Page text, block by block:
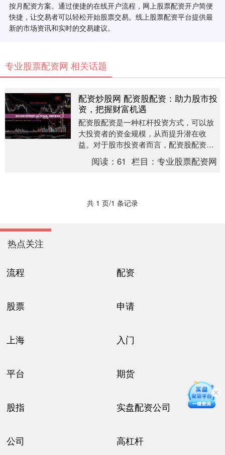
按月配资方案。通过便捷的在线开户流程，网上股票配资开户简便
快捷，让交易者可以轻松开始股票交易。线上股票配资平台提供最
新的市场资讯和实时的交易建议。
专业股票配资网 相关话题
配资炒股网 配资股配资：助力股市投
资，把握财富机遇
配资股配资是一种杠杆投资方式，可以放
大投资者的资金规模，从而提升潜在收
益。对于股市投资者而言，配资股配资可
以带来以下优势： * **交易平台：**选择提
供稳定、....
阅读：61 栏目：专业股票配资网
共 1 页/1 条记录
热点关注
流程 配资
股票 申请
上海 入门
平台 期货
股指 实盘配资公司
公司 高杠杆